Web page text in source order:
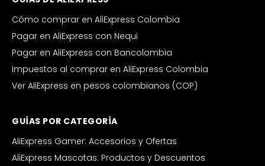
Cómo comprar en AliExpress Colombia
Pagar en AliExpress con Nequi
Pagar en AliExpress con Bancolombia
Impuestos al comprar en AliExpress Colombia
Ver AliExpress en pesos colombianos (COP)
GUÍAS POR CATEGORÍA
AliExpress Gamer: Accesorios y Ofertas
AliExpress Mascotas: Productos y Descuentos